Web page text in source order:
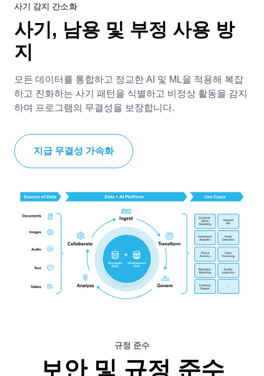
사기 감지 간소화
사기, 남용 및 부정 사용 방
지
모든 데이터를 통합하고 정교한 AI 및 ML을 적용해 복잡
하고 진화하는 사기 패턴을 식별하고 비정상 활동을 감지
하며 프로그램의 무결성을 보장합니다.
지급 무결성 가속화
운영 민첩성 향상
레거시 시스템 현대화
복잡한 레거시 시스템에서 최신 데이터 인프라로 마이그
(TCO)을 낮춥니다.
생태계 통합
안전한 데이터 공유 및 협업
복사나 이동, 비용이 많이 드는 통합 작업 없이 협업
할 수 있습니다.
하여 자체 데이터를 보강하고 분석을 강화함으로써
더 빠른 데이터 기반 의사 결정을 지원합니다.
거버넌스 데이터 공유 시작하기
포괄적인 뷰를 위한 데이터 통합
개인화된 경험 제공
서로 다른 데이터 세트를 통합하여 개인이나 엔터티에 대
도 높은 프로그램과 개인화된 서비스를 제공공하고, 군인
에게는 인사, 훈련, 의료 데이터를 통합하여 작전 대비 태
세를 극대화하는 결과를 가져올 수 있습니다.
360도 뷰 확보하기
규정 준수
보안 및 규정 준수